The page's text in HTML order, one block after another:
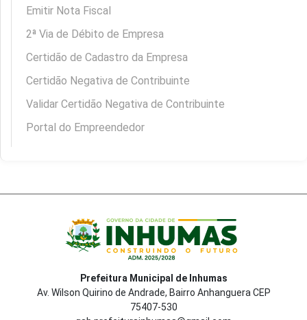
Emitir Nota Fiscal
2ª Via de Débito de Empresa
Certidão de Cadastro da Empresa
Certidão Negativa de Contribuinte
Validar Certidão Negativa de Contribuinte
Portal do Empreendedor
Prefeitura Municipal de Inhumas
Av. Wilson Quirino de Andrade, Bairro Anhanguera CEP
75407-530